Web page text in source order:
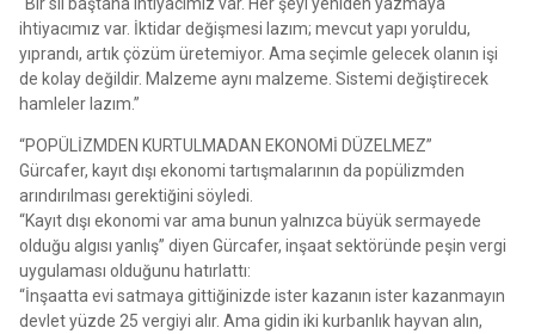
ihtiyacımız var. İktidar değişmesi lazım; mevcut yapı yoruldu,
yıprandı, artık çözüm üretemiyor. Ama seçimle gelecek olanın işi
de kolay değildir. Malzeme aynı malzeme. Sistemi değiştirecek
hamleler lazım.”
“POPÜLİZMDEN KURTULMADAN EKONOMİ DÜZELMEZ”
Gürcafer, kayıt dışı ekonomi tartışmalarının da popülizmden
arındırılması gerektiğini söyledi.
“Kayıt dışı ekonomi var ama bunun yalnızca büyük sermayede
olduğu algısı yanlış” diyen Gürcafer, inşaat sektöründe peşin vergi
uygulaması olduğunu hatırlattı:
“İnşaatta evi satmaya gittiğinizde ister kazanın ister kazanmayın
devlet yüzde 25 vergiyi alır. Ama gidin iki kurbanlık hayvan alın,